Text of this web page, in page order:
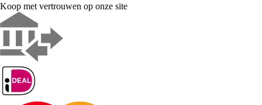
Koop met vertrouwen op onze site